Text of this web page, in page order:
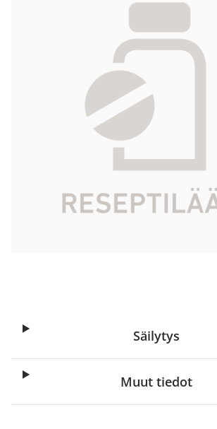
liuosta varten 500 IU 1 kpl
480017
simoktokogi alfa
hyytymistekijä VIII)
1 kpl
Octapharma Nordic Ab
Tarkista Kela-
Säilytys
Muut tiedot